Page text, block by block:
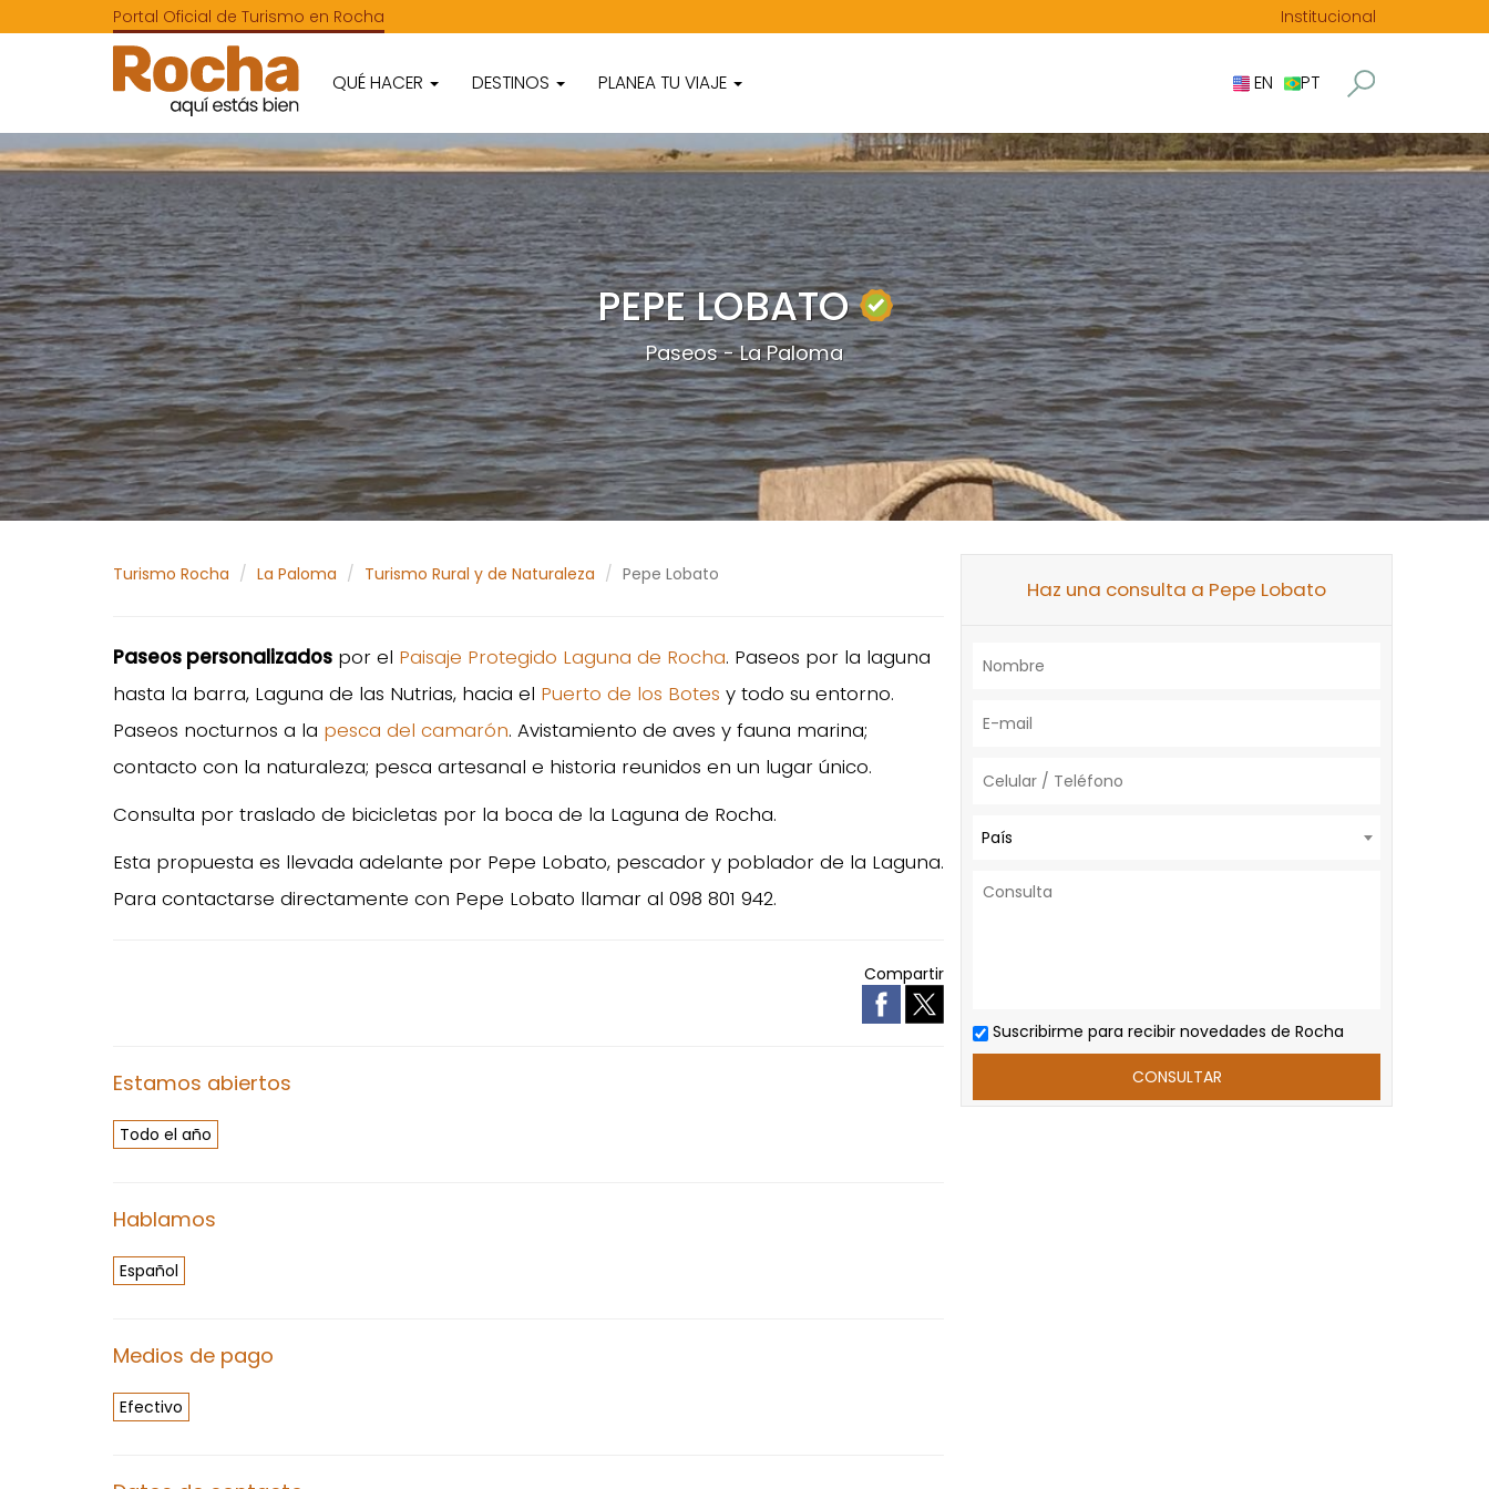
Portal Oficial de Turismo en Rocha Institucional
QUÉ HACER DESTINOS PLANEA TU VIAJE EN PT
PEPE LOBATO
Paseos - La Paloma
Turismo Rocha La Paloma Turismo Rural y de Naturaleza Pepe Lobato
Paseos personalizados por el Paisaje Protegido Laguna de Rocha. Paseos por la laguna
hasta la barra, Laguna de las Nutrias, hacia el Puerto de los Botes y todo su entorno.
Paseos nocturnos a la pesca del camarón. Avistamiento de aves y fauna marina;
contacto con la naturaleza; pesca artesanal e historia reunidos en un lugar único.
Consulta por traslado de bicicletas por la boca de la Laguna de Rocha.
Esta propuesta es llevada adelante por Pepe Lobato, pescador y poblador de la Laguna.
Para contactarse directamente con Pepe Lobato llamar al 098 801 942.
Compartir
Estamos abiertos
Todo el año
Hablamos
Español
Medios de pago
Efectivo
Haz una consulta a Pepe Lobato
País
Suscribirme para recibir novedades de Rocha